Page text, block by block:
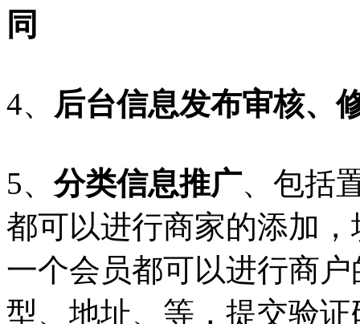
同
4、 后台信息发布审核、
5、 分类信息推广、包括
都可以进行商家的添加
一个会员都可以进行商
型、地址、等，提交验